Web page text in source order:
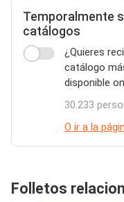
Temporalmente
catálogos
¿Quieres
catálogo
disponible
30.233
O ir a la
Folletos